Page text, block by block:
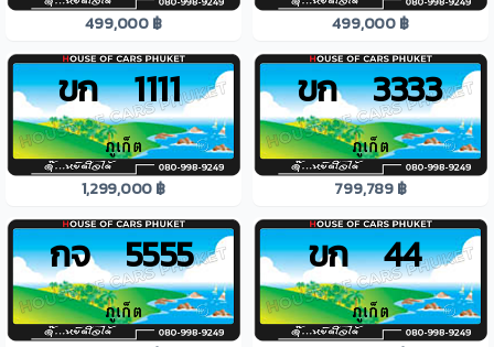
499,000 ฿ 499,000 ฿
ขก 1111
1,299,000 ฿
ขก 3333
799,789 ฿
กจ 5555 ขก 44